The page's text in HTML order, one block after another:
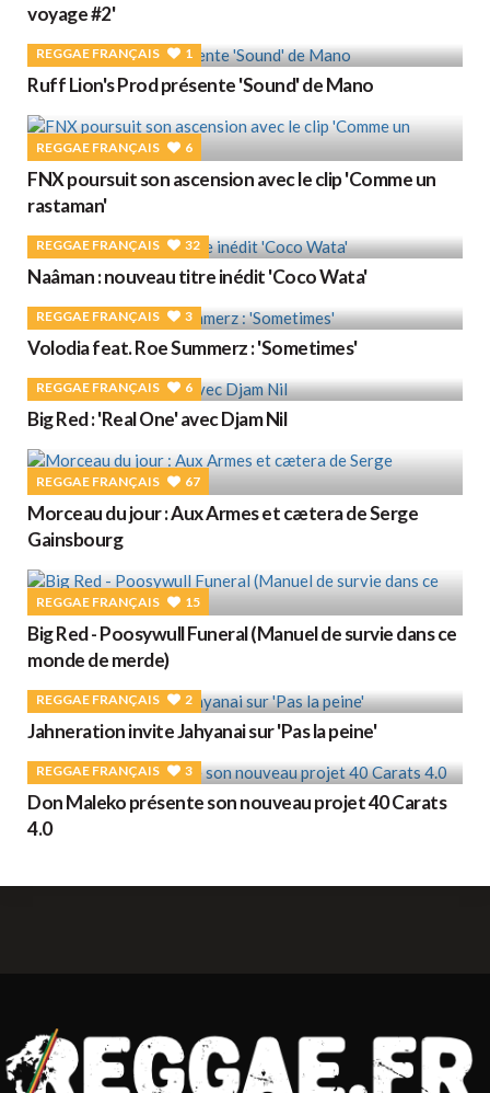
voyage #2'
REGGAE FRANÇAIS 1
Ruff Lion's Prod présente 'Sound' de Mano
REGGAE FRANÇAIS 6
FNX poursuit son ascension avec le clip 'Comme un
rastaman'
REGGAE FRANÇAIS 32
Naâman : nouveau titre inédit 'Coco Wata'
REGGAE FRANÇAIS 3
Volodia feat. Roe Summerz : 'Sometimes'
REGGAE FRANÇAIS 6
Big Red : 'Real One' avec Djam Nil
REGGAE FRANÇAIS 67
Morceau du jour : Aux Armes et cætera de Serge
Gainsbourg
REGGAE FRANÇAIS 15
Big Red - Poosywull Funeral (Manuel de survie dans ce
monde de merde)
REGGAE FRANÇAIS 2
Jahneration invite Jahyanai sur 'Pas la peine'
REGGAE FRANÇAIS 3
Don Maleko présente son nouveau projet 40 Carats
4.0